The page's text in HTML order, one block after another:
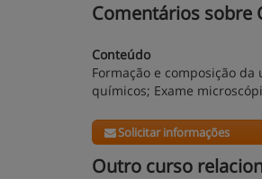
Comentários sobre
Conteúdo
Formação e composição
químicos; Exame
Solicitar informações
Outro curso